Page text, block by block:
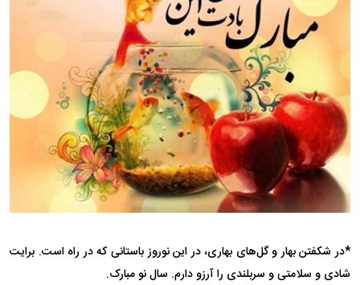
*در شکفتن بهار و گل‌های بهاری، در این نوروز باستانی که در راه است. برایت
شادی و سلامتی و سربلندی را آرزو دارم. سال نو مبارک.